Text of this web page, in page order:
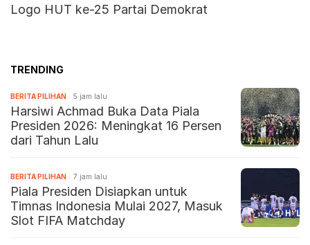
Logo HUT ke-25 Partai Demokrat
TRENDING
BERITA PILIHAN 5 jam lalu
Harsiwi Achmad Buka Data Piala
Presiden 2026: Meningkat 16 Persen
dari Tahun Lalu
BERITA PILIHAN 7 jam lalu
Piala Presiden Disiapkan untuk
Timnas Indonesia Mulai 2027, Masuk
Slot FIFA Matchday